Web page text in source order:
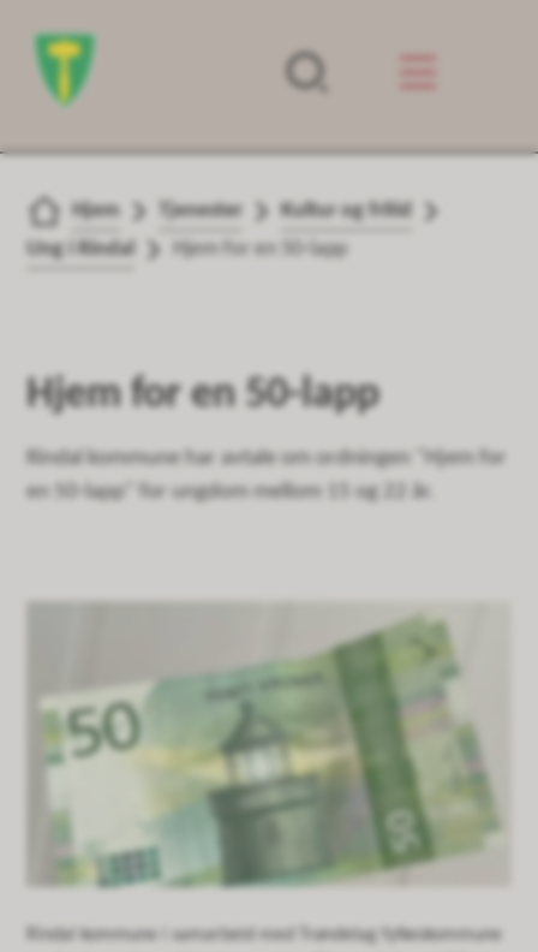
Forsiden
Du er her:
Hjem Tjenester
Kultur og fritid
Ung i Rindal
Hjem for en 50-lapp
Hjem for en 50-lapp
Rindal kommune har avtale om ordningen "Hjem for
en 50-lapp" for ungdom mellom 15 og 22 år.
Rindal kommune i samarbeid med Trøndelag fylkeskommune